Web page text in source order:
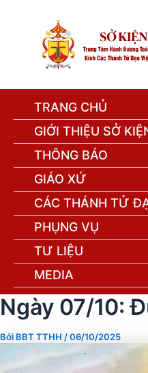
TRANG CHỦ
GIỚI THIỆU SỞ
THÔNG BÁO
GIÁO XỨ
CÁC THÁNH TỬ
PHỤNG VỤ
TƯ LIỆU
MEDIA
Ngày 07/10:
BởiBBT TTHH /06/10/2025